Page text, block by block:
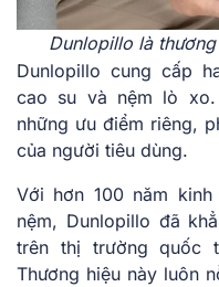
Dunlopillo là
Dunlopillo cung cấp
cao su và nệm lò
những ưu điểm riêng,
của người tiêu dùng.
Với hơn 100 năm
nệm, Dunlopillo đã
trên thị trường quốc
Thương hiệu này luôn